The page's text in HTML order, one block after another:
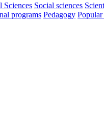
Sciences Social sciences
programs Pedagogy Popular